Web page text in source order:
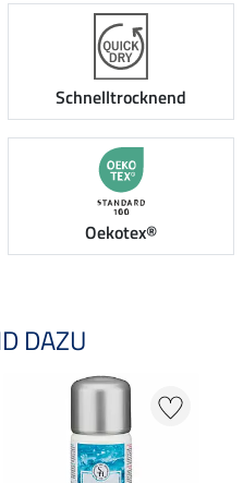
Schnelltrocknend
Oekotex®
DAZU